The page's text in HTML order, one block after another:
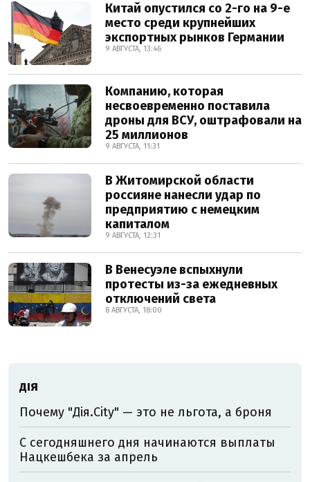
Китай опустился со 2-го на 9-е
место среди крупнейших
экспортных рынков Германии
9 АВГУСТА, 13:46
Компанию, которая
несвоевременно поставила
дроны для ВСУ, оштрафовали на
25 миллионов
9 АВГУСТА, 11:31
В Житомирской области
россияне нанесли удар по
предприятию с немецким
капиталом
9 АВГУСТА, 12:31
В Венесуэле вспыхнули
протесты из-за ежедневных
отключений света
8 АВГУСТА, 18:00
ДІЯ
Почему "Дія.City" — это не льгота, а броня
С сегодняшнего дня начинаются выплаты
Нацкешбека за апрель